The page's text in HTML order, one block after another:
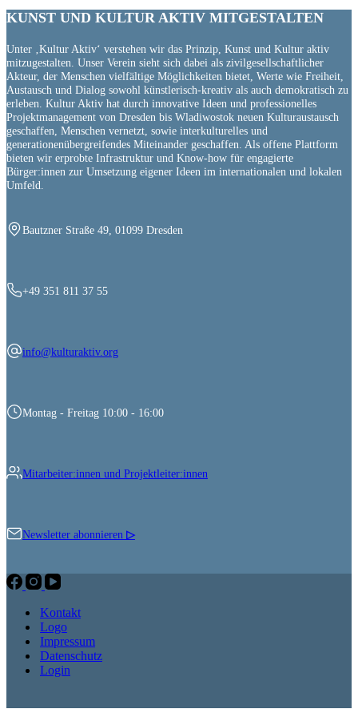
KUNST UND KULTUR AKTIV MITGESTALTEN
Unter ‚Kultur Aktiv‘ verstehen wir das Prinzip, Kunst und Kultur aktiv
mitzugestalten. Unser Verein sieht sich dabei als zivilgesellschaftlicher
Akteur, der Menschen vielfältige Möglichkeiten bietet, Werte wie Freiheit,
Austausch und Dialog sowohl künstlerisch-kreativ als auch demokratisch zu
erleben. Kultur Aktiv hat durch innovative Ideen und professionelles
Projektmanagement von Dresden bis Wladiwostok neuen Kulturaustausch
geschaffen, Menschen vernetzt, sowie interkulturelles und
generationenübergreifendes Miteinander geschaffen. Als offene Plattform
bieten wir erprobte Infrastruktur und Know-how für engagierte
Bürger:innen zur Umsetzung eigener Ideen im internationalen und lokalen
Umfeld.
Bautzner Straße 49, 01099 Dresden
+49 351 811 37 55
info@kulturaktiv.org
Montag - Freitag 10:00 - 16:00
Mitarbeiter:innen und Projektleiter:innen
Newsletter abonnieren ▷
Kontakt
Logo
Impressum
Datenschutz
Login